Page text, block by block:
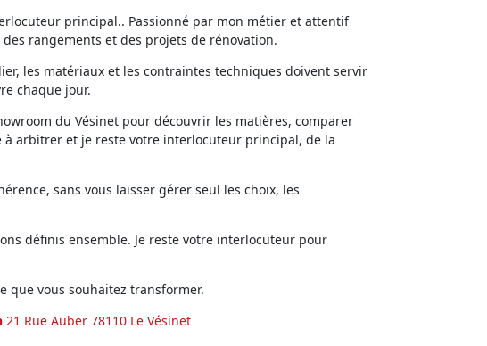
principal.. Passionné par mon métier et attentif
rangements et des projets de rénovation.
les matériaux et les contraintes techniques doivent servir
chaque jour.
du Vésinet pour découvrir les matières, comparer
à arbitrer et je reste votre interlocuteur principal, de la
sans vous laisser gérer seul les choix, les
définis ensemble. Je reste votre interlocuteur pour
que vous souhaitez transformer.
21 Rue Auber 78110 Le Vésinet